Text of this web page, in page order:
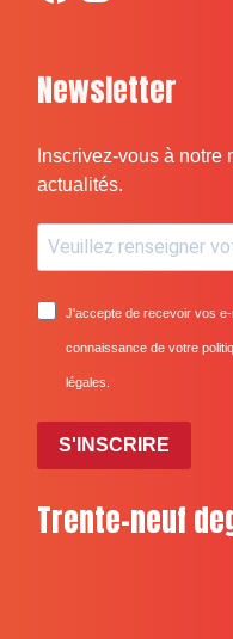
Newsletter
Inscrivez-vous à
actualités.
J'accepte de recevoir vos
connaissance de votre
légales.
S'INSCRIRE
Trente-neuf